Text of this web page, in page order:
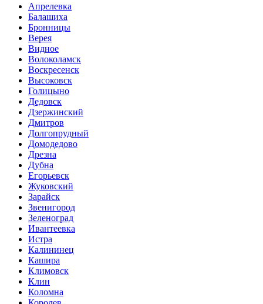
Апрелевка
Балашиха
Бронницы
Верея
Видное
Волоколамск
Воскресенск
Высоковск
Голицыно
Дедовск
Дзержинский
Дмитров
Долгопрудный
Домодедово
Дрезна
Дубна
Егорьевск
Жуковский
Зарайск
Звенигород
Зеленоград
Ивантеевка
Истра
Калининец
Кашира
Климовск
Клин
Коломна